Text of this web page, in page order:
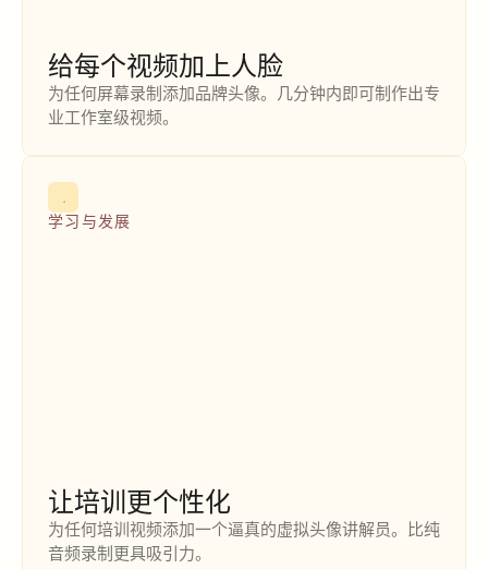
给每个视频加上人脸
为任何屏幕录制添加品牌头像。几分钟内即可制作出专
业工作室级视频。
学习与发展
让培训更个性化
为任何培训视频添加一个逼真的虚拟头像讲解员。比纯
音频录制更具吸引力。